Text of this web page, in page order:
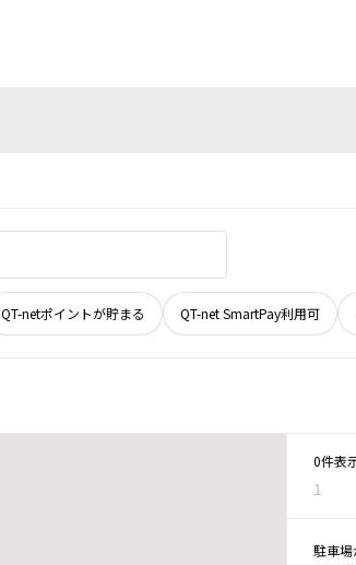
QT-netポイントが貯まる QT-net SmartPay利用可
0件表
1
駐車場